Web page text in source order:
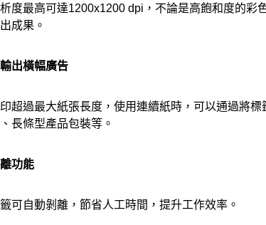
度最高可達1200x1200 dpi，不論是高飽和度的
成果。
出橫幅廣告
超過最大紙張長度，使用連續紙時，可以通過將
長條型產品包裝等。
功能
可自動剝離，節省人工時間，提升工作效率。